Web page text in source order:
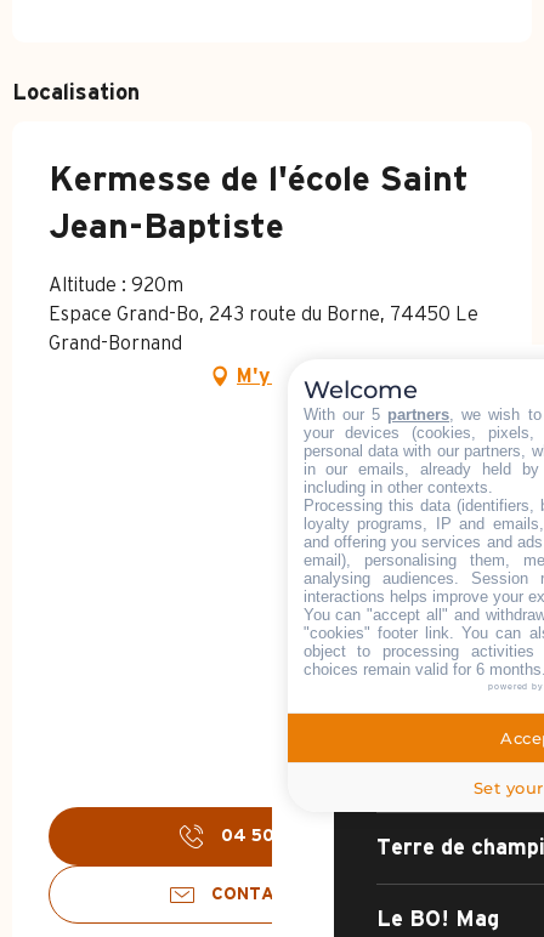
ACCUEIL - ÉTÉ
DÉCOUVRIR
Le village-
Terre
Terre de
Le BO! Mag
Localisation
Kermesse de l'école Saint
Jean-Baptiste
Altitude : 920m
Espace Grand-Bo, 243 route du Borne, 74450 Le
Grand-Bornand
M'y rendre
04 50 02 78
CONTACTEZ-NOUS
Welcome
With our 5 partners , we wish
your devices (cookies,
personal data with our partners,
in our emails, already held
including in other contexts.
Processing this data (identifiers,
loyalty programs, IP and
and offering you services and
email), personalising them,
analysing audiences.
interactions helps improve your
You can "accept all" and
"cookies" footer link . You can
object to processing
choices remain valid for 6
powered by
Set